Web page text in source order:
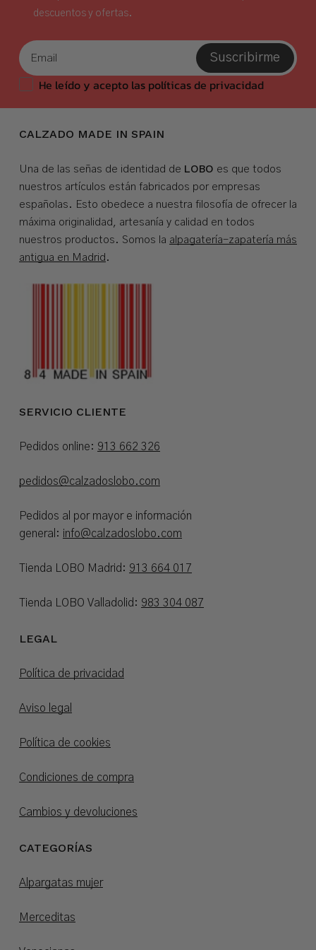
descuentos y ofertas.
Suscribirme
He leído y acepto las políticas de privacidad
CALZADO MADE IN SPAIN
Una de las señas de identidad de LOBO es que todos
nuestros artículos están fabricados por empresas
españolas. Esto obedece a nuestra filosofía de ofrecer la
máxima originalidad, artesanía y calidad en todos
nuestros productos. Somos la alpagatería-zapatería más
antigua en Madrid .
SERVICIO CLIENTE
Pedidos online: 913 662 326
pedidos@calzadoslobo.com
Pedidos al por mayor e información
general: info@calzadoslobo.com
Tienda LOBO Madrid: 913 664 017
Tienda LOBO Valladolid: 983 304 087
LEGAL
Política de privacidad
Aviso legal
Política de cookies
Condiciones de compra
Cambios y devoluciones
CATEGORÍAS
Alpargatas mujer
Merceditas